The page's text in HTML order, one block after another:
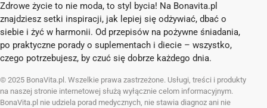
Zdrowe życie to nie moda, to styl bycia! Na Bonavita.pl
znajdziesz setki inspiracji, jak lepiej się odżywiać, dbać o
siebie i żyć w harmonii. Od przepisów na pożywne śniadania,
po praktyczne porady o suplementach i diecie – wszystko,
czego potrzebujesz, by czuć się dobrze każdego dnia.
© 2025 BonaVita.pl. Wszelkie prawa zastrzeżone. Usługi, treści i produkty
na naszej stronie internetowej służą wyłącznie celom informacyjnym.
BonaVita.pl nie udziela porad medycznych, nie stawia diagnoz ani nie